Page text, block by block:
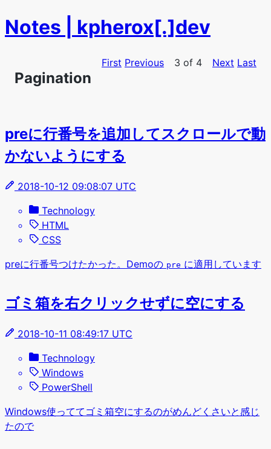
Notes | kpherox[.]dev
Pagination
First Previous 3 of 4 Next Last
preに行番号を追加してスクロールで動
かないようにする
2018-10-12 09:08:07 UTC
Technology
HTML
CSS
preに行番号つけたかった。Demoの pre に適用しています
ゴミ箱を右クリックせずに空にする
2018-10-11 08:49:17 UTC
Technology
Windows
PowerShell
Windows使っててゴミ箱空にするのがめんどくさいと感じ
たので